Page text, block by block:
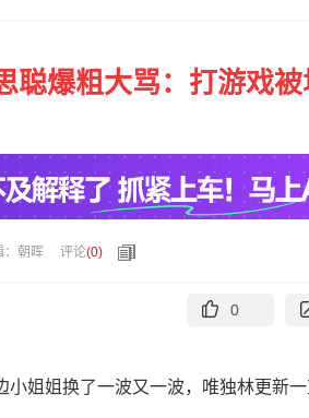
聪爆粗大骂：打游戏
：朝晖 评论(0)
0
姐姐换了一波又一波，唯独林更新一